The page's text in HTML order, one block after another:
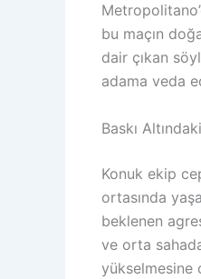
bu maçın
dair çıkan
adama veda
Baskı
Konuk ekip
ortasında
beklenen
ve orta
yükselmesine